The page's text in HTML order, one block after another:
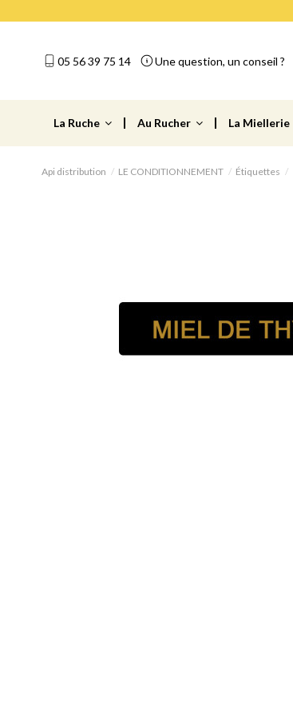
05 56 39 75 14 Une question, un conseil ?
La Ruche Au Rucher La Miellerie
Api distribution LE CONDITIONNEMENT Étiquettes